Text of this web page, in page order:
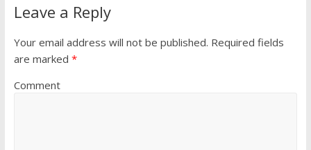
Leave a Reply
Your email address will not be published. Required fields
are marked *
Comment